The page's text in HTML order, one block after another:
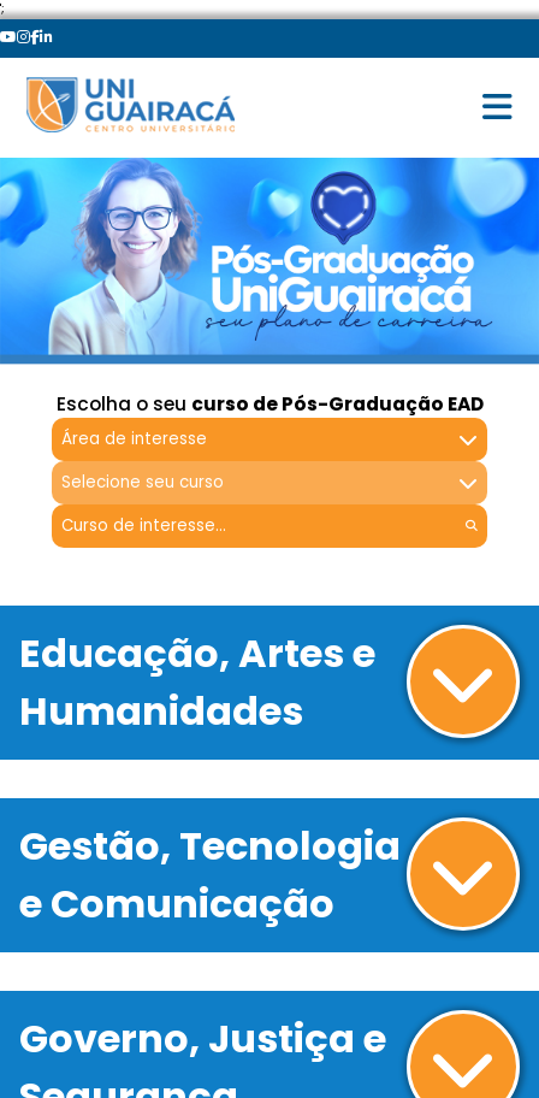
';
Escolha o seu curso de Pós-Graduação EAD
Área de interesse
Selecione seu curso
Educação, Artes e
Humanidades
Gestão, Tecnologia
e Comunicação
Governo, Justiça e